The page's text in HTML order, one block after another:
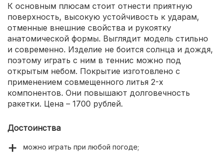
К основным плюсам стоит отнести приятную
поверхность, высокую устойчивость к ударам,
отменные внешние свойства и рукоятку
анатомической формы. Выглядит модель стильно
и современно. Изделие не боится солнца и дождя,
поэтому играть с ним в теннис можно под
открытым небом. Покрытие изготовлено с
применением совмещенного литья 2-х
компонентов. Они повышают долговечность
ракетки. Цена – 1700 рублей.
Достоинства
можно играть при любой погоде;